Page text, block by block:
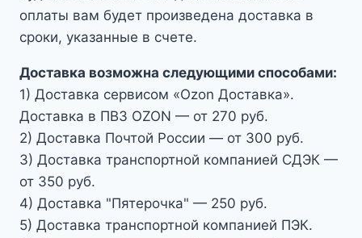
оплаты вам будет произведена доставка в
сроки, указанные в счете.
Доставка возможна следующими способами:
1) Доставка сервисом «Ozon Доставка».
Доставка в ПВЗ OZON — от 270 руб.
2) Доставка Почтой России — от 300 руб.
3) Доставка транспортной компанией СДЭК —
от 350 руб.
4) Доставка "Пятерочка" — 250 руб.
5) Доставка транспортной компанией ПЭК.